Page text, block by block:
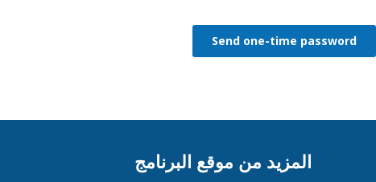
المزيد من موقع البرنامج